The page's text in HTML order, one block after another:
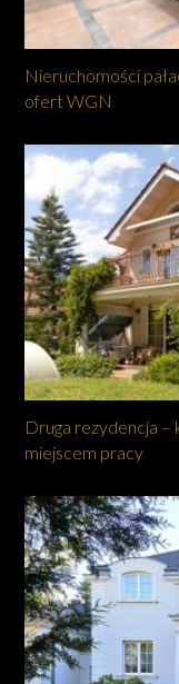
Nieruchomości
ofert WGN
Druga rezydencja –
miejscem pracy